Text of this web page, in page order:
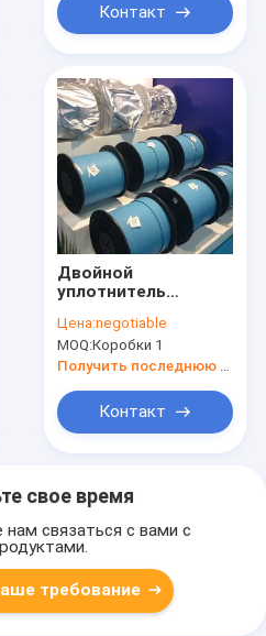
Контакт
Двойной
уплотнитель
Цена:negotiable
MOQ:Коробки 1
Получить последнюю цену
Контакт
свое время
нам связаться с вами с
требование